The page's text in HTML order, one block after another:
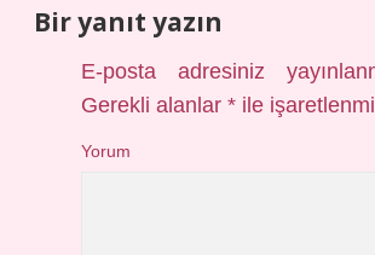
Bir yanıt yazın
E-posta adresiniz
Gerekli alanlar* ile
Yorum